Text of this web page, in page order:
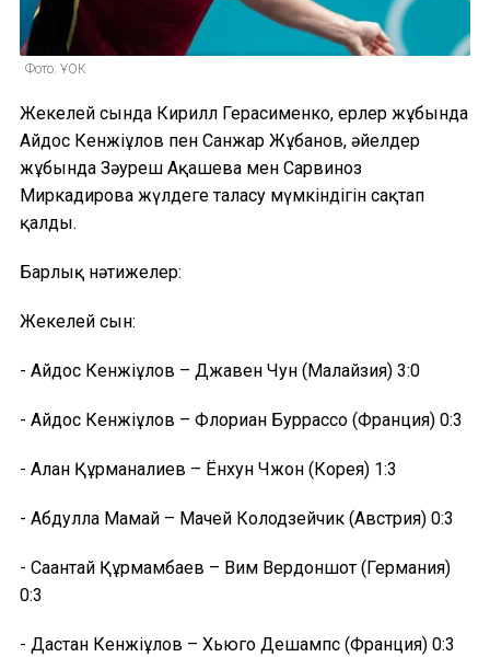
Фото: ҰОК
Жекелей сында Кирилл Герасименко, ерлер жұбында
Айдос Кенжіғұлов пен Санжар Жұбанов, әйелдер
жұбында Зәуреш Ақашева мен Сарвиноз
Миркадирова жүлдеге таласу мүмкіндігін сақтап
қалды.
Барлық нәтижелер:
Жекелей сын:
- Айдос Кенжіғұлов – Джавен Чун (Малайзия) 3:0
- Айдос Кенжіғұлов – Флориан Буррассо (Франция) 0:3
- Алан Құрманғалиев – Ёнхун Чжон (Корея) 1:3
- Абдулла Мамай – Мачей Колодзейчик (Австрия) 0:3
- Сағантай Құрмамбаев – Вим Вердоншот (Германия)
0:3
- Дастан Кенжіғұлов – Хьюго Дешампс (Франция) 0:3